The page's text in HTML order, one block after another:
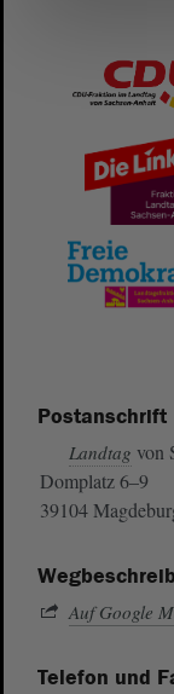
Postanschrift
Landtag von
Domplatz 6–9
39104
Auf Google
Telefon und